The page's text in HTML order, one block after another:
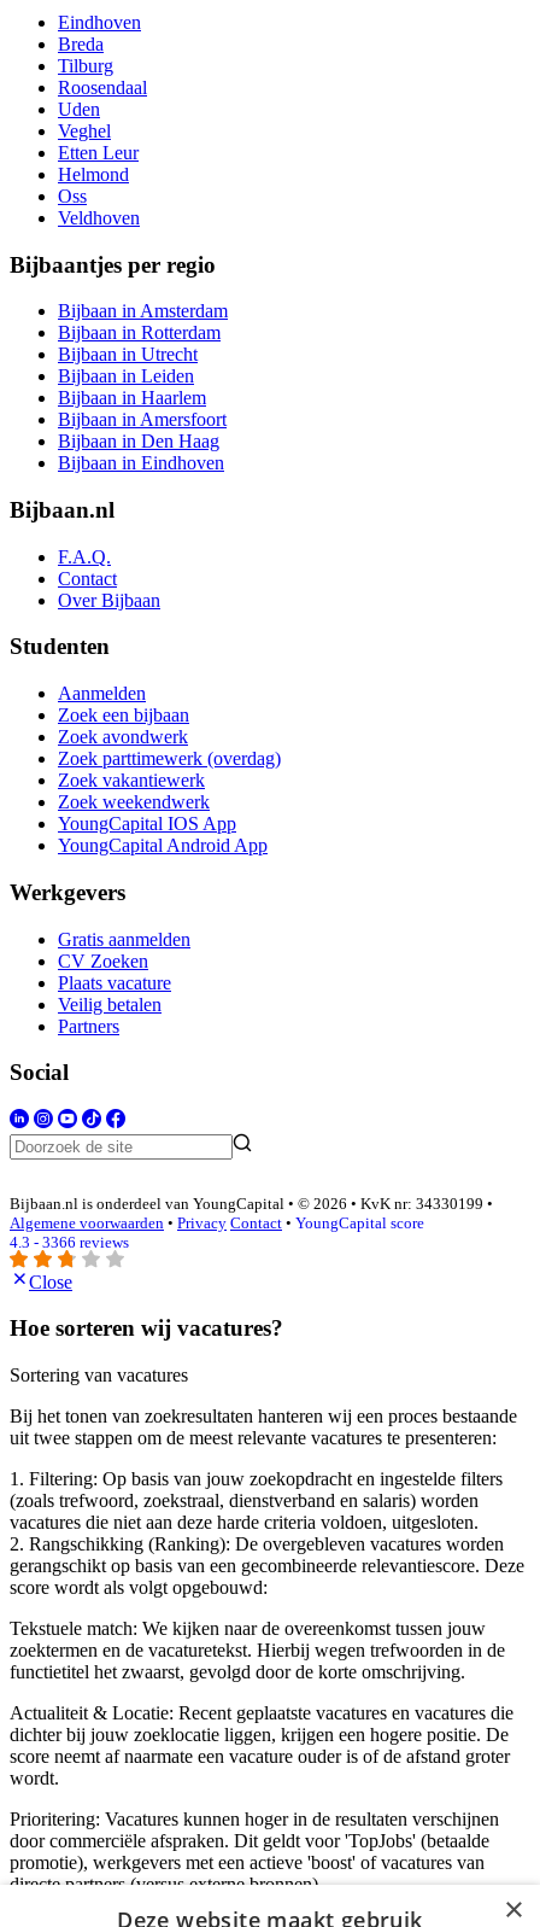
Eindhoven
Breda
Tilburg
Roosendaal
Uden
Veghel
Etten Leur
Helmond
Oss
Veldhoven
Bijbaantjes per regio
Bijbaan in Amsterdam
Bijbaan in Rotterdam
Bijbaan in Utrecht
Bijbaan in Leiden
Bijbaan in Haarlem
Bijbaan in Amersfoort
Bijbaan in Den Haag
Bijbaan in Eindhoven
Bijbaan.nl
F.A.Q.
Contact
Over Bijbaan
Studenten
Aanmelden
Zoek een bijbaan
Zoek avondwerk
Zoek parttimewerk (overdag)
Zoek vakantiewerk
Zoek weekendwerk
YoungCapital IOS App
YoungCapital Android App
Werkgevers
Gratis aanmelden
CV Zoeken
Plaats vacature
Veilig betalen
Partners
Social
Bijbaan.nl is onderdeel van YoungCapital • © 2026 • KvK nr: 34330199 •
Algemene voorwaarden • Privacy Contact • YoungCapital score
4.3 - 3366 reviews
Close
Hoe sorteren wij vacatures?
Sortering van vacatures
Bij het tonen van zoekresultaten hanteren wij een proces bestaande
uit twee stappen om de meest relevante vacatures te presenteren:
1. Filtering: Op basis van jouw zoekopdracht en ingestelde filters
(zoals trefwoord, zoekstraal, dienstverband en salaris) worden
vacatures die niet aan deze harde criteria voldoen, uitgesloten.
2. Rangschikking (Ranking): De overgebleven vacatures worden
gerangschikt op basis van een gecombineerde relevantiescore. Deze
score wordt als volgt opgebouwd:
Tekstuele match: We kijken naar de overeenkomst tussen jouw
zoektermen en de vacaturetekst. Hierbij wegen trefwoorden in de
functietitel het zwaarst, gevolgd door de korte omschrijving.
Actualiteit & Locatie: Recent geplaatste vacatures en vacatures die
dichter bij jouw zoeklocatie liggen, krijgen een hogere positie. De
score neemt af naarmate een vacature ouder is of de afstand groter
wordt.
Prioritering: Vacatures kunnen hoger in de resultaten verschijnen
door commerciële afspraken. Dit geldt voor 'TopJobs' (betaalde
promotie), werkgevers met een actieve 'boost' of vacatures van
directe partners (versus externe bronnen).
×
Deze website maakt gebruik